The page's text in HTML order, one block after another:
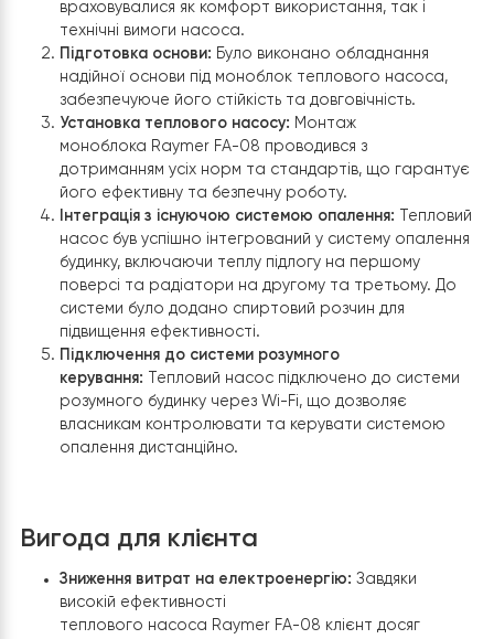
Виконаний обсяг робіт:
У процесі реалізації проекту встановлення
насоса Raymer FA-08 на 27 кВт у триповерховому
будинку площею 300 м² були виконані наступні етапи:
Попередній аналіз та планування: Фахівці
ретельний аналіз потреб клієнта та оглянули
для визначення найбільш оптимального місця
розміщення теплового насосу.. У процесі
враховувалися як комфорт використання, так і
технічні вимоги насоса.
Підготовка основи:Було виконано обладнання
надійної основи під моноблок теплового
забезпечуюче його стійкість та довговічність.
Установка теплового насосу:Монтаж
моноблока Raymer FA-08 проводився з
дотриманням усіх норм та стандартів, що
будинку, включаючи теплу підлогу на першому
поверсі та радіатори на другому та третьому.
системи було додано спиртовий розчин для
підвищення ефективності.